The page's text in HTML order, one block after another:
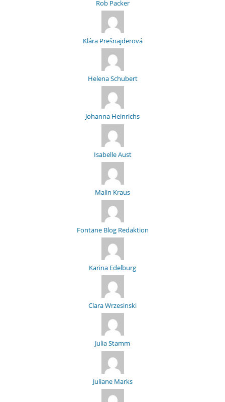
Rob Packer
Klára Prešnajderová
Helena Schubert
Johanna Heinrichs
Isabelle Aust
Malin Kraus
Fontane Blog Redaktion
Karina Edelburg
Clara Wrzesinski
Julia Stamm
Juliane Marks